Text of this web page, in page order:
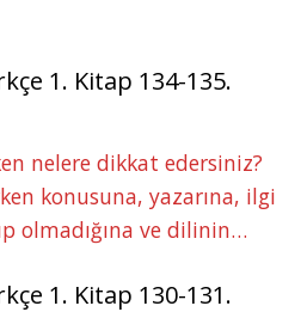
1. Kitap 134-135.
nelere dikkat edersiniz?
konusuna, yazarına, ilgi
olmadığına ve dilinin…
1. Kitap 130-131.